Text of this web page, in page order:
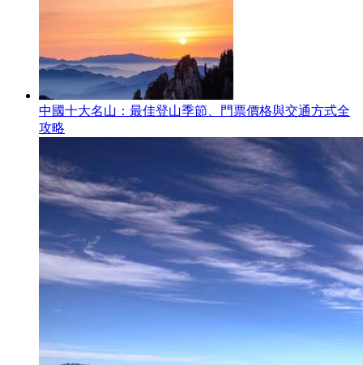
中國十大名山：最佳登山季節、門票價格與交通方式全
攻略